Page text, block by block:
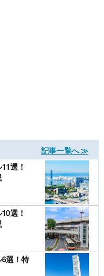
記事一覧へ ≫
選！
選！
選！特